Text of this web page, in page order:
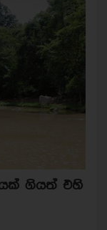
ගියත් එහි